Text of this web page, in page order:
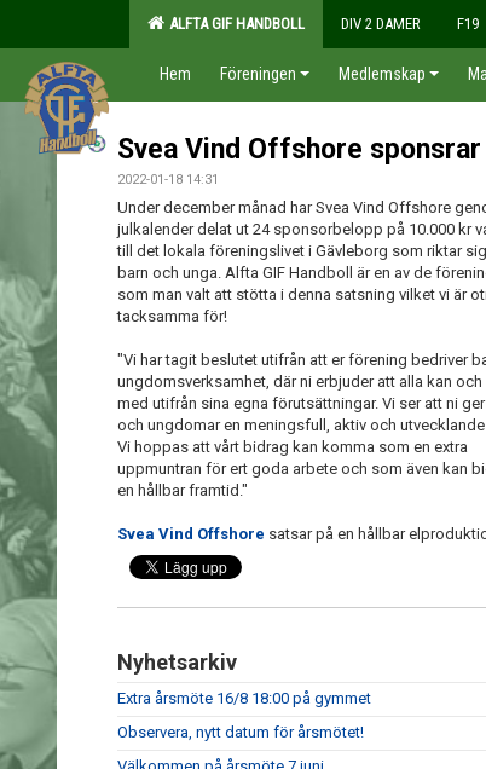
ALFTA GIF HANDBOLL DIV 2 DAMER F19
Hem Föreningen Medlemskap
Svea Vind Offshore
2022-01-18 14:31
Under december månad har Svea Vind Offshore
julkalender delat ut 24 sponsorbelopp på 10.000 kr
till det lokala föreningslivet i Gävleborg som riktar sig
barn och unga. Alfta GIF Handboll är en av de
som man valt att stötta i denna satsning vilket vi är
tacksamma för!
"Vi har tagit beslutet utifrån att er förening bedriver
ungdomsverksamhet, där ni erbjuder att alla kan och
med utifrån sina egna förutsättningar. Vi ser att ni
och ungdomar en meningsfull, aktiv och
Vi hoppas att vårt bidrag kan komma som en extra
uppmuntran för ert goda arbete och som även kan
en hållbar framtid."
Svea Vind Offshore satsar på en hållbar
Nyhetsarkiv
Extra årsmöte 16/8 18:00 på gymmet
Observera, nytt datum för årsmötet!